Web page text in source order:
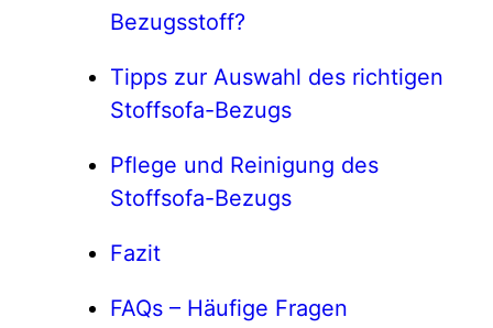
Bezugsstoff?
Tipps zur Auswahl des richtigen
Stoffsofa-Bezugs
Pflege und Reinigung des
Stoffsofa-Bezugs
Fazit
FAQs – Häufige Fragen